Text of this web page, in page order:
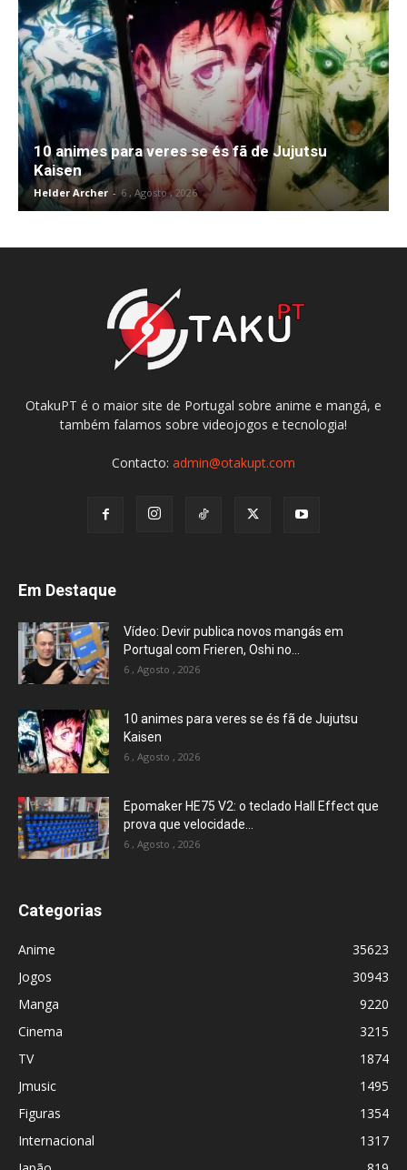
10 animes para veres se és fã de Jujutsu
Kaisen
Helder Archer - 6 , Agosto , 2026
OtakuPT é o maior site de Portugal sobre anime e mangá, e
também falamos sobre videojogos e tecnologia!
Contacto: admin@otakupt.com
Em Destaque
Vídeo: Devir publica novos mangás em
Portugal com Frieren, Oshi no...
6 , Agosto , 2026
10 animes para veres se és fã de Jujutsu
Kaisen
6 , Agosto , 2026
Epomaker HE75 V2: o teclado Hall Effect que
prova que velocidade...
6 , Agosto , 2026
Categorias
Anime
35623
Jogos
30943
Manga
9220
Cinema
3215
TV
1874
Jmusic
1495
Figuras
1354
Internacional
1317